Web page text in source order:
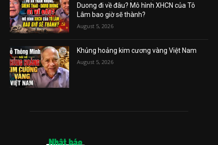
Duong đi về đâu? Mô hình XHCN của Tô
Lâm bao giờ sẽ thành?
August 5, 2026
Khủng hoảng kim cương vàng Việt Nam
August 5, 2026